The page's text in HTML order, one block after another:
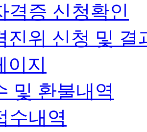
격증 신청확인
진위 신청 및 결
이지
및 환불내역
수내역